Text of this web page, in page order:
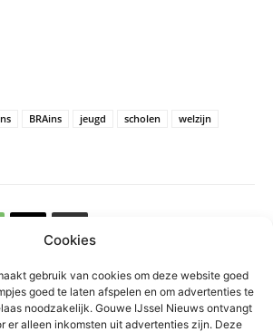
Cookies
gebruik van cookies om deze website goed
goed te laten afspelen en om advertenties te
noodzakelijk. Gouwe IJssel Nieuws ontvangt
er alleen inkomsten uit advertenties zijn. Deze
BRAins jeugd scholen
welzijn